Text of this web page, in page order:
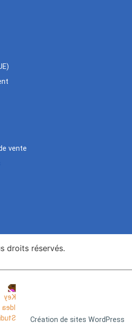
vente
droits réservés.
Création de sites WordPress